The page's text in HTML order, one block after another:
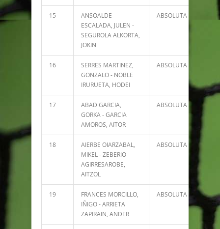
15
ANSOALDE
ESCALADA, JULEN -
SEGUROLA ALKORTA,
JOKIN
ABSOLUTA
16
SERRES MARTINEZ,
GONZALO - NOBLE
IRURUETA, HODEI
ABSOLUTA
17
ABAD GARCIA,
GORKA - GARCIA
AMOROS, AITOR
ABSOLUTA
18
AIERBE OIARZABAL,
MIKEL - ZEBERIO
AGIRRESAROBE,
AITZOL
ABSOLUTA
19
FRANCES MORCILLO,
IÑIGO - ARRIETA
ZAPIRAIN, ANDER
ABSOLUTA